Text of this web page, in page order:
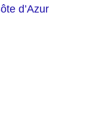
d’Azur